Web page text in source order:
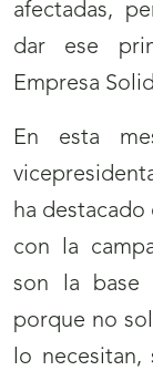
afectadas,
dar ese
Empresa
En esta
ha
con la
son la base
porque no
lo